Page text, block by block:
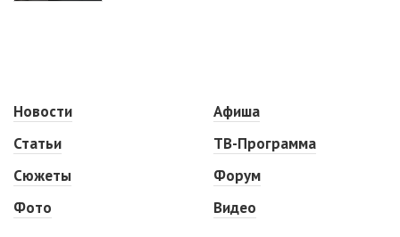
Новости
Статьи
Сюжеты
Фото
Афиша
ТВ-Программа
Форум
Видео